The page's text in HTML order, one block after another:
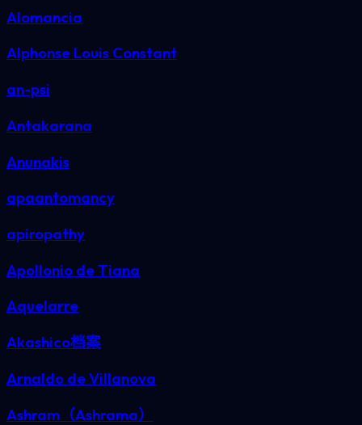
Alomancia
Alphonse Louis Constant
an-psi
Antakarana
Anunakis
apaantomancy
apiropathy
Apollonio de Tiana
Aquelarre
Akashico档案
Arnaldo de Villanova
Ashram（Ashrama）